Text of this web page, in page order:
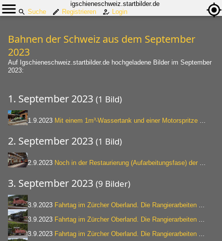
igschieneschweiz.startbilder.de
Suche
Registrieren Login
Bahnen der Schweiz aus dem September
2023
Auf Igschieneschweiz.startbilder.de hochgeladene Bilder im September
2023:
1. September 2023 (1 Bild)
1.9.2023 Mit einem 1m³-Wassertank und einer Motorspritze ...
2. September 2023 (1 Bild)
2.9.2023 Noch in der Restaurierung (Aufarbeitungsfase) der ...
3. September 2023 (9 Bilder)
3.9.2023 Fahrtag im Zürcher Oberland. Die Rangierarbeiten ...
3.9.2023 Fahrtag im Zürcher Oberland. Die Rangierarbeiten ...
3.9.2023 Fahrtag im Zürcher Oberland. Die Rangierarbeiten ...